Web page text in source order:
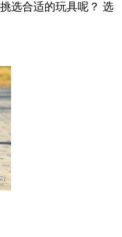
选合适的玩具呢？ 选